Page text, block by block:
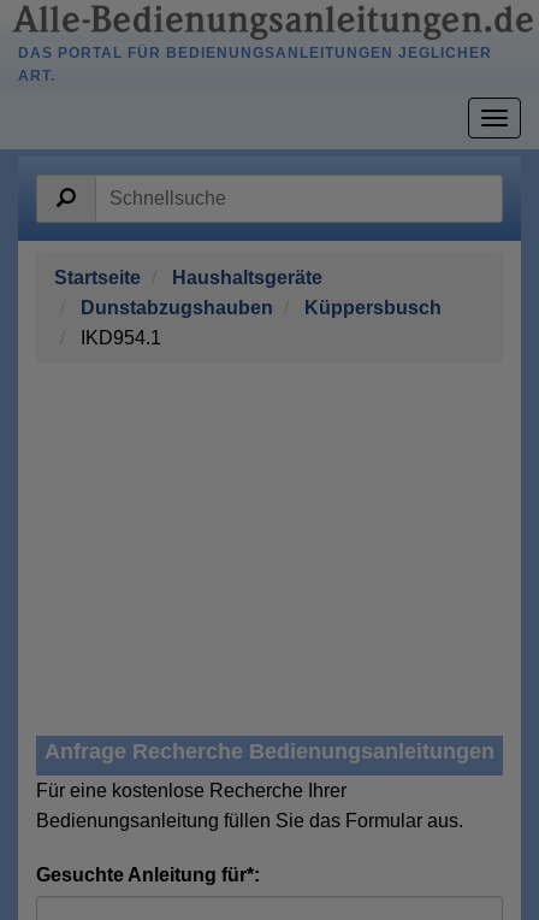
DAS PORTAL FÜR BEDIENUNGSANLEITUNGEN JEGLICHER
ART.
Startseite
Haushaltsgeräte
Dunstabzugshauben
Küppersbusch
IKD954.1
Anfrage Recherche Bedienungsanleitungen
Für eine kostenlose Recherche Ihrer
Bedienungsanleitung füllen Sie das Formular aus.
Gesuchte Anleitung für*: